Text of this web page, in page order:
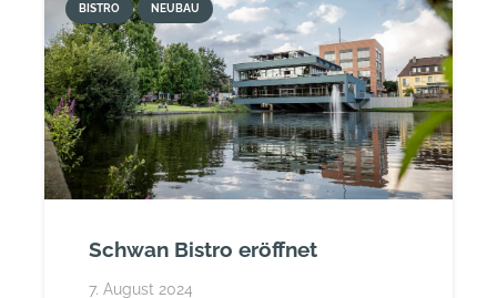
BISTRO NEUBAU
Schwan Bistro eröffnet
7. August 2024